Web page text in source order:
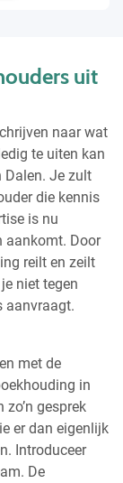
uit
naar wat
te uiten kan
Dalen. Je zult
die kennis
is nu
aankomt. Door
reilt en zeilt
niet tegen
aanvraagt.
met de
in
gesprek
er dan eigenlijk
Introduceer
De